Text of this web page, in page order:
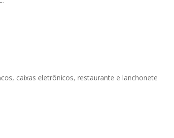
caixas eletrônicos, restaurante e lanchonete